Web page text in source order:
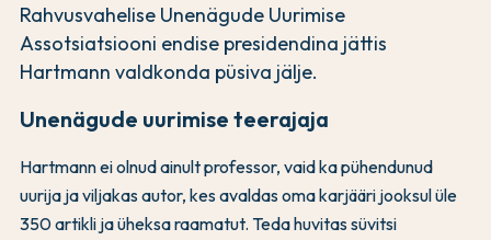
Rahvusvahelise Unenägude Uurimise
Assotsiatsiooni endise presidendina jättis
Hartmann valdkonda püsiva jälje.
Unenägude uurimise teerajaja
Hartmann ei olnud ainult professor, vaid ka pühendunud
uurija ja viljakas autor, kes avaldas oma karjääri jooksul üle
350 artikli ja üheksa raamatut. Teda huvitas süvitsi